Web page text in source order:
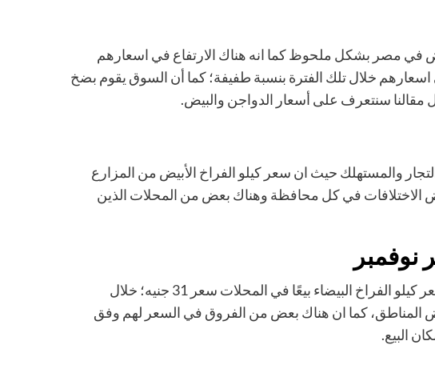
في مصر بشكل ملحوظ كما انه هناك الارتفاع في اسعارهم
خلال تلك الفترة بنسبة طفيفة؛ كما أن السوق يقوم بضخ
مقالنا سنتعرف على أسعار الدواجن والبيض.
والمستهلك حيث ان سعر كيلو الفراخ الأبيض من المزارع
يكون هناك بعض الاختلافات في كل محافظة وهناك بعض من المحلات الذين
نوفمبر
هناك ارتفاع بسيط في سعر الدواجن حيث يصل سعر كيلو الفراخ البيضاء بيعًا في المحلات سعر 31 جنيه؛ خلال
أن يصل إلى 34 جنيها في بعض المناطق، كما ان هناك بعض من الفروق في السعر لهم وفق
البيع.